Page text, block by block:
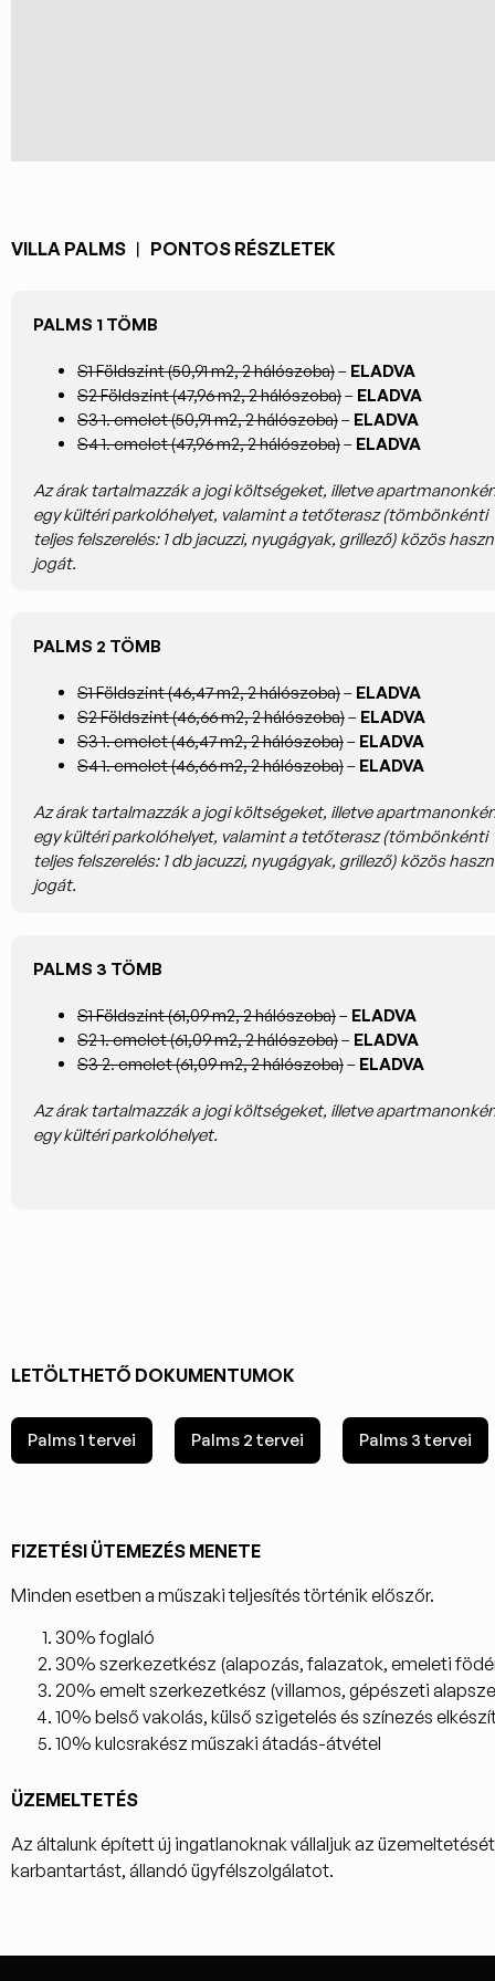
VILLA PALMS ︱ PONTOS RÉSZLETEK
PALMS 1 TÖMB
S1 Földszint (50,91 m2, 2 hálószoba)– ELADVA
S2 Földszint (47,96 m2, 2 hálószoba)– ELADVA
S3 1. emelet (50,91 m2, 2 hálószoba)– ELADVA
S4 1. emelet (47,96 m2, 2 hálószoba)– ELADVA
Az árak tartalmazzák a jogi költségeket, illetve
egy kültéri parkolóhelyet, valamint a tetőterasz (tömbönkénti
teljes felszerelés: 1 db jacuzzi, nyugágyak, grillező) közös
jogát.
PALMS 2 TÖMB
S1 Földszint (46,47 m2, 2 hálószoba)– ELADVA
S2 Földszint (46,66 m2, 2 hálószoba)– ELADVA
S3 1. emelet (46,47 m2, 2 hálószoba)– ELADVA
S4 1. emelet (46,66 m2, 2 hálószoba)– ELADVA
Az árak tartalmazzák a jogi költségeket, illetve
egy kültéri parkolóhelyet, valamint a tetőterasz (tömbönkénti
teljes felszerelés: 1 db jacuzzi, nyugágyak, grillező) közös
jogát.
PALMS 3 TÖMB
S1 Földszint (61,09 m2, 2 hálószoba)– ELADVA
S2 1. emelet (61,09 m2, 2 hálószoba)– ELADVA
S3 2. emelet (61,09 m2, 2 hálószoba)– ELADVA
Az árak tartalmazzák a jogi költségeket, illetve
egy kültéri parkolóhelyet.
LETÖLTHETŐ DOKUMENTUMOK
Palms 1 tervei Palms 2 tervei Palms 3 tervei
FIZETÉSI ÜTEMEZÉS MENETE
Minden esetben a műszaki teljesítés történik előszőr.
30% foglaló
30% szerkezetkész (alapozás, falazatok, emeleti
20% emelt szerkezetkész (villamos, gépészeti
10% belső vakolás, külső szigetelés és színezés
10% kulcsrakész műszaki átadás-átvétel
ÜZEMELTETÉS
Az általunk épített új ingatlanoknak vállaljuk az
karbantartást, állandó ügyfélszolgálatot.